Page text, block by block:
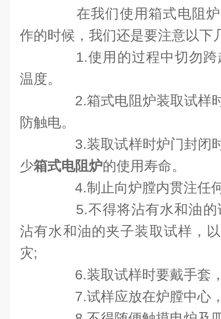
在我们使用箱式电阻炉
作的时候，我们还是要注意以下
1.使用的过程中切勿跨
温度。
2.箱式电阻炉装取试样
防触电。
3.装取试样时炉门封闭
少箱式电阻炉的使用寿命。
4.制止向炉膛内贯注任
5.不得将沾有水和油的
沾有水和油的夹子装取试样，
灾;
6.装取试样时要戴手套
7.试样应放在炉膛中心